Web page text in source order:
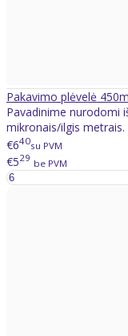
Pakavimo plėvelė
Pavadinime nurodomi
mikronais/ilgis metrais.
€640su PVM
€529 be PVM